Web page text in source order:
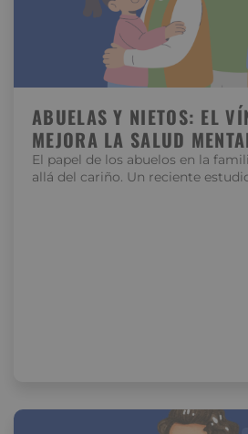
ABUELAS Y NIETOS: EL
MEJORA LA SALUD
El papel de los abuelos en la
allá del cariño. Un reciente